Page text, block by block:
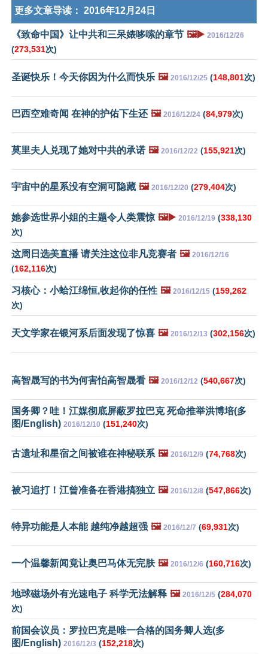
更多文章导读： 2016年12月24日
《致命中国》让中共和三呆婊哆嗦的章节 🖼️▶️ 2016/12/26
(273,531次)
圣诞快乐！今天你因为什么而快乐 🖼️ 2016/12/25 (148,801次)
巴西空难奇闻 在神的护佑下生还 🖼️ 2016/12/24 (84,979次)
莫里夫人兑现了她对中共的承诺 🖼️ 2016/12/22 (155,921次)
宇宙中的星系没有空洞可隐藏 🖼️ 2016/12/20 (279,404次)
她参选世界小姐的主题令人类震惊 🖼️▶️ 2016/12/19 (338,130
次)
这周日选美直播 请关注这位非凡竞赛者 🖼️ 2016/12/16
(162,116次)
习核心：小蛤江绵恒,收起你的任性 🖼️ 2016/12/15 (159,262
次)
天文学家在银河系后面发现了惊喜 🖼️ 2016/12/13 (302,156次)
高智晟写的书为何害怕高智晟看 🖼️ 2016/12/12 (540,667次)
国务卿？哇！江媒彻底屏蔽罗拉巴克 死命推举洪博培(多
图/English) 2016/12/10 (151,240次)
古遗址和星宿之间被谁在神秘联系 🖼️ 2016/12/9 (74,768次)
被习追打！江曾准备在香港搞独立 🖼️ 2016/12/8 (547,866次)
特异功能是人本能 越纯净越超强 🖼️ 2016/12/7 (69,931次)
一个温馨新闻竟让奥巴马体无完肤 🖼️ 2016/12/6 (160,716次)
地球磁场外有光速电子 科学无法解释 🖼️ 2016/12/5 (284,070
次)
前国会议员：罗拉巴克是唯一合格的国务卿人选(多
图/English) 2016/12/3 (152,218次)